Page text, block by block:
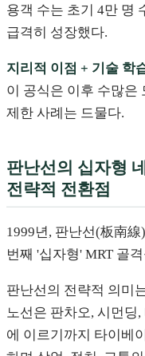
용객 수는 초기 4만 명
급격히 성장했다.
지리적 이점 + 기술 학
이 공식은 이후 수많은
제한 사례는 드물다.
판난선의 십자형
전략적 전환점
1999년, 판난선(板南
번째 '십자형' MRT 골
판난선의 전략적 의미
노선은 판차오, 시먼딩
에 이르기까지 타이베